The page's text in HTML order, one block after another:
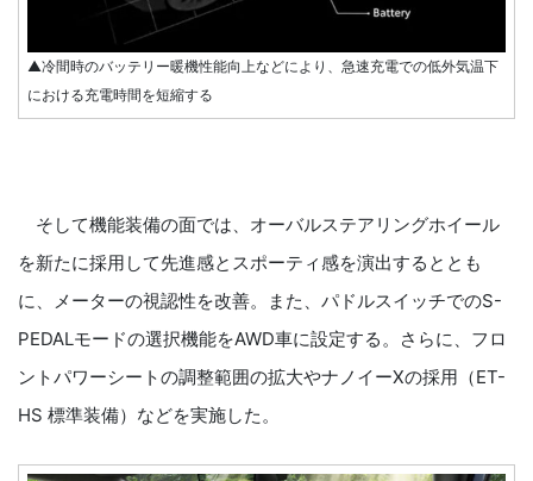
▲冷間時のバッテリー暖機性能向上などにより、急速充電での低外気温下
における充電時間を短縮する
そして機能装備の面では、オーバルステアリングホイール
を新たに採用して先進感とスポーティ感を演出するととも
に、メーターの視認性を改善。また、パドルスイッチでのS-
PEDALモードの選択機能をAWD車に設定する。さらに、フロ
ントパワーシートの調整範囲の拡大やナノイーXの採用（ET-
HS 標準装備）などを実施した。